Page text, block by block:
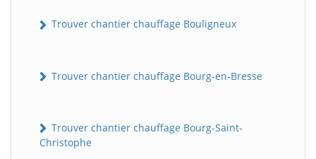
Trouver chantier chauffage Bouligneux
Trouver chantier chauffage Bourg-en-Bresse
Trouver chantier chauffage Bourg-Saint-
Christophe